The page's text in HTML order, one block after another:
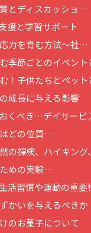
とディスカッショ…
援と学習サポート
力を育む方法～社…
季節ごとのイベン
！子供たちとペッ
成長に与える影響
くべき…デイサービ
どの位買…
の探検、ハイキン
めの実験…
活習慣や運動の重
かいを与えるべきか
のお菓子について